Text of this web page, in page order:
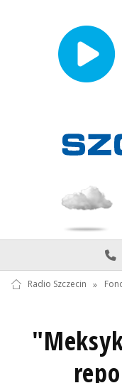
Radio Szczecin »